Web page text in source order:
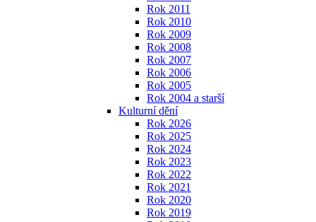
Rok 2011
Rok 2010
Rok 2009
Rok 2008
Rok 2007
Rok 2006
Rok 2005
Rok 2004 a starší
Kulturní dění
Rok 2026
Rok 2025
Rok 2024
Rok 2023
Rok 2022
Rok 2021
Rok 2020
Rok 2019